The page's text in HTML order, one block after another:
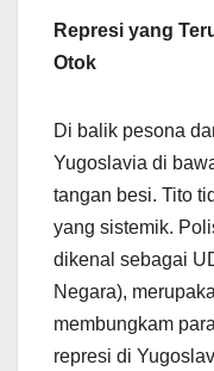
Represi yang
Otok
Di balik pesona
Yugoslavia di
tangan besi. Tito
yang sistemik.
dikenal sebagai
Negara),
membungkam
represi di